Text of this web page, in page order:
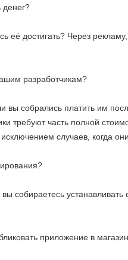
денег?
её достигать? Через
разработчикам?
вы собрались платить им
требуют часть полной
случаев, когда
вы собираетесь
приложение в